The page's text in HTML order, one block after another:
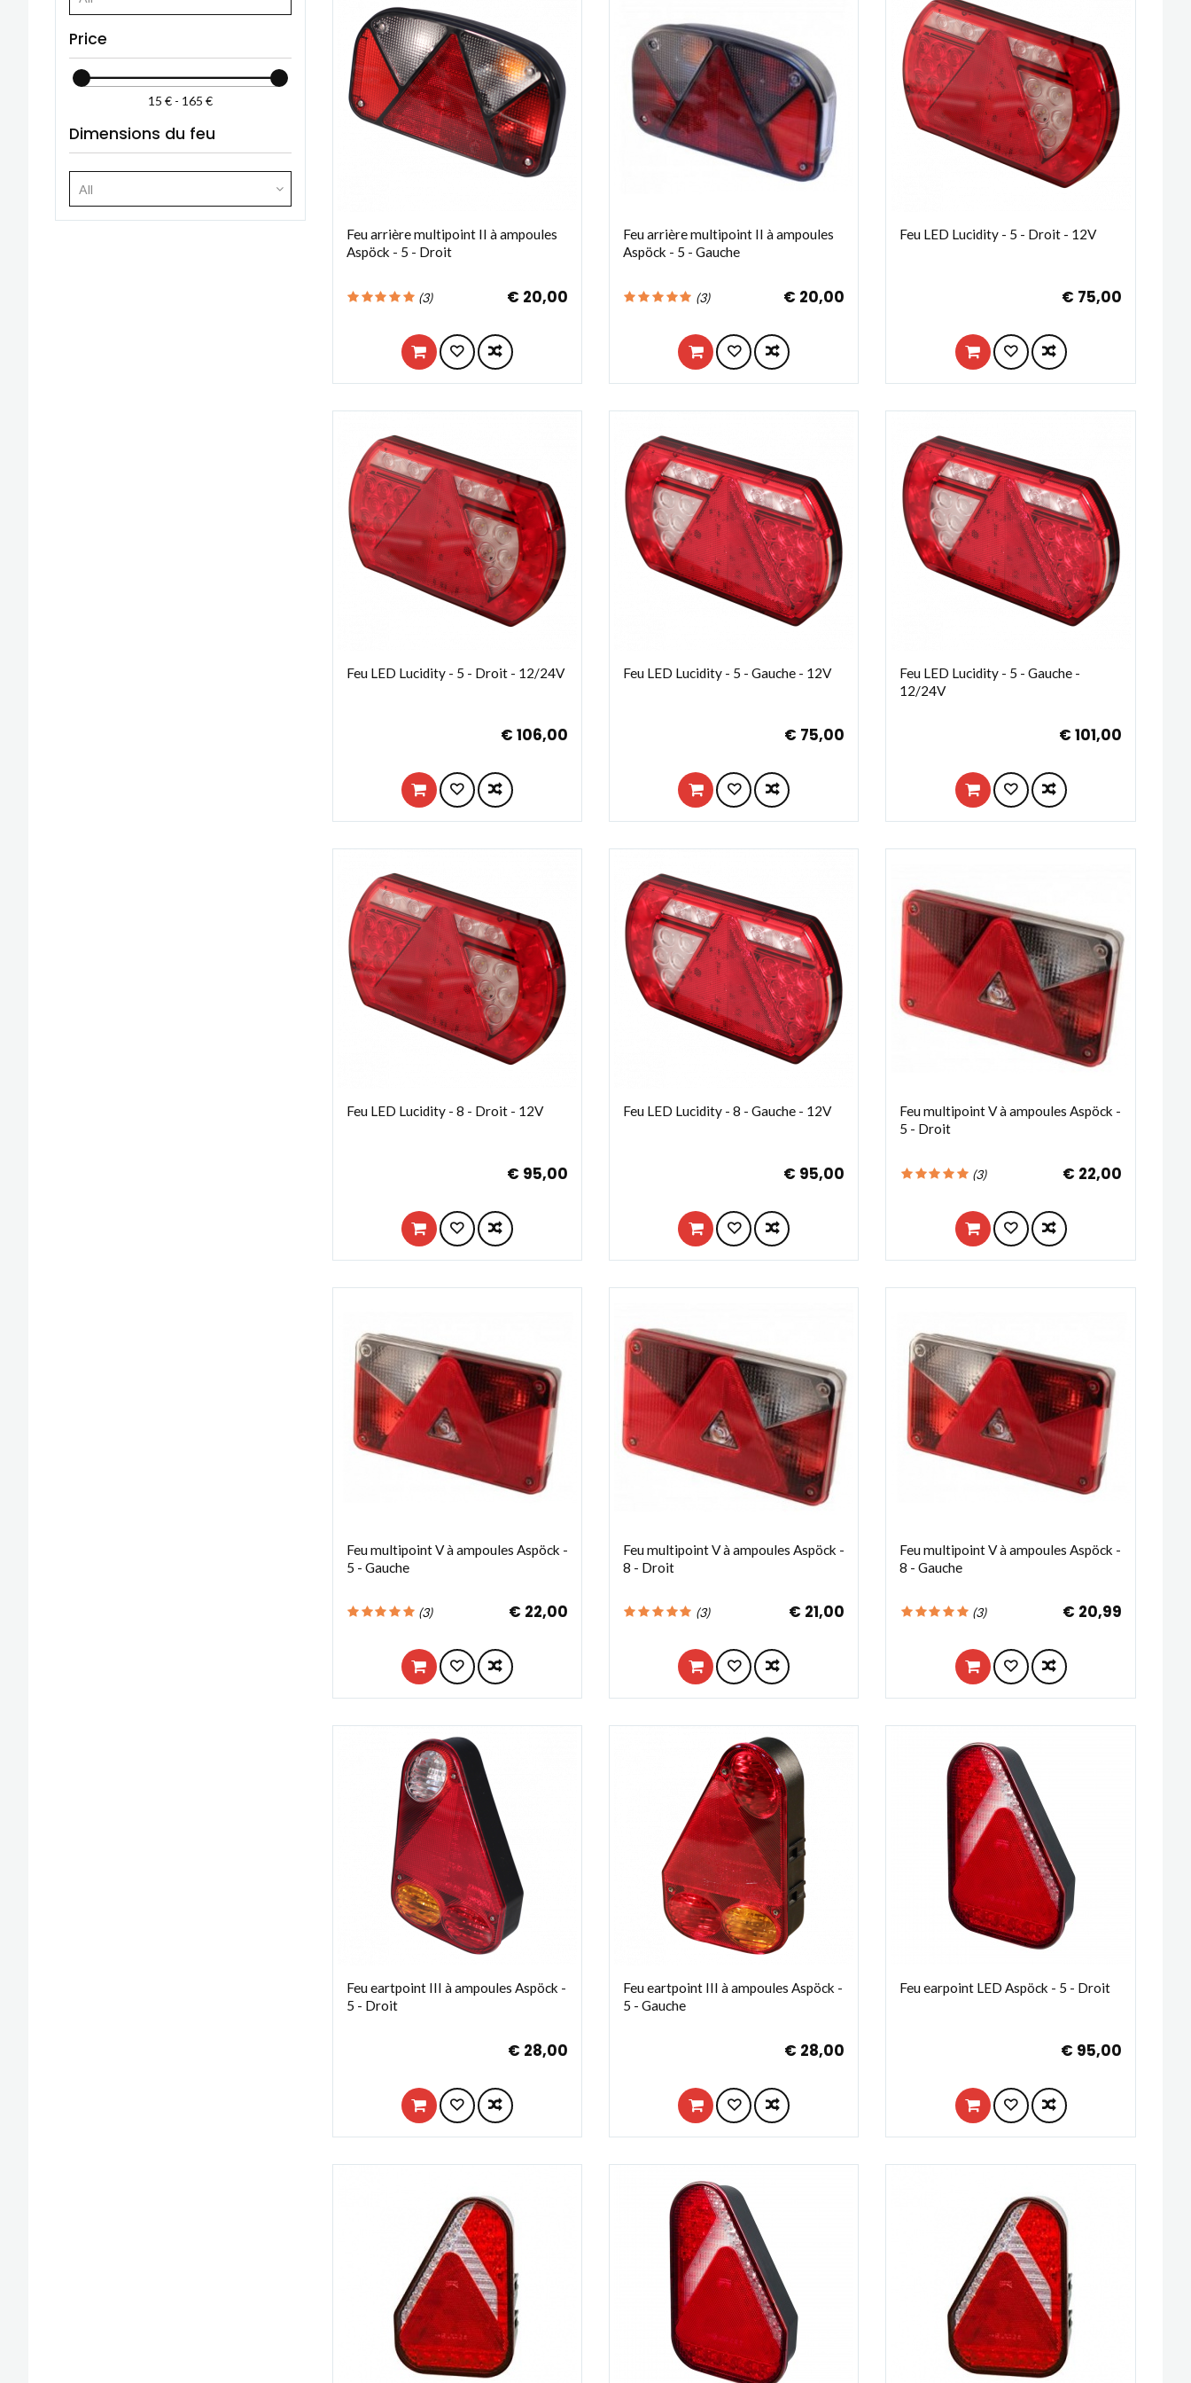
Price
15 € - 165 €
Dimensions du feu
All
Feu arrière multipoint II à ampoules
Aspöck - 5 - Droit
(3) € 20,00
Feu arrière multipoint II à ampoules
Aspöck - 5 - Gauche
(3) € 20,00
Feu LED Lucidity - 5 - Droit - 12V
€ 75,00
Feu LED Lucidity - 5 - Droit - 12/24V
€ 106,00
Feu LED Lucidity - 5 - Gauche - 12V
€ 75,00
Feu LED Lucidity - 5 - Gauche -
12/24V
€ 101,00
Feu LED Lucidity - 8 - Droit - 12V
€ 95,00
Feu LED Lucidity - 8 - Gauche - 12V
€ 95,00
Feu multipoint V à ampoules Aspöck -
5 - Droit
(3) € 22,00
Feu multipoint V à ampoules Aspöck -
5 - Gauche
(3) € 22,00
Feu multipoint V à ampoules Aspöck -
8 - Droit
(3) € 21,00
Feu multipoint V à ampoules Aspöck -
8 - Gauche
(3) € 20,99
Feu eartpoint III à ampoules Aspöck -
5 - Droit
€ 28,00
Feu eartpoint III à ampoules Aspöck -
5 - Gauche
€ 28,00
Feu earpoint LED Aspöck - 5 - Droit
€ 95,00